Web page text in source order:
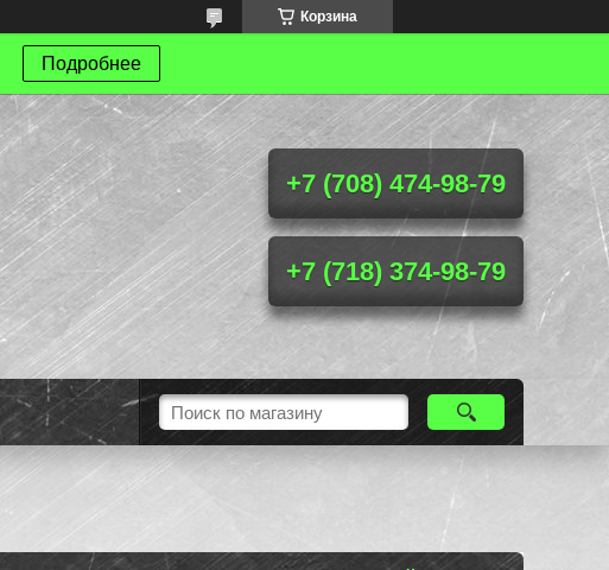
Корзина
Подробнее
+7 (708) 474-98-79
+7 (718) 374-98-79